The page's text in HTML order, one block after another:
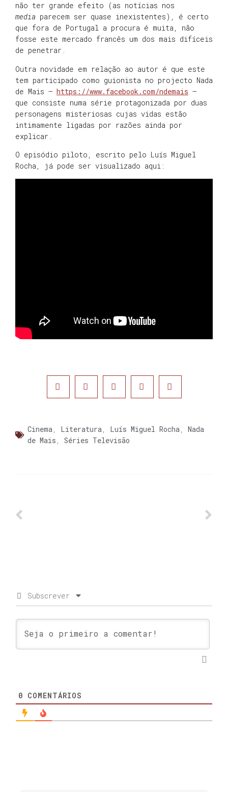
não ter grande efeito (as notícias nos
media parecem ser quase inexistentes), é certo
que fora de Portugal a procura é muita, não
fosse este mercado francês um dos mais difíceis
de penetrar.
Outra novidade em relação ao autor é que este
tem participado como guionista no projecto Nada
de Mais – https://www.facebook.com/ndemais –
que consiste numa série protagonizada por duas
personagens misteriosas cujas vidas estão
intimamente ligadas por razões ainda por
explicar.
O episódio piloto, escrito pelo Luís Miguel
Rocha, já pode ser visualizado aqui:
Cinema Literatura Luís Miguel Rocha
Nada
de Mais
Séries Televisão
Subscrever
0 COMENTÁRIOS